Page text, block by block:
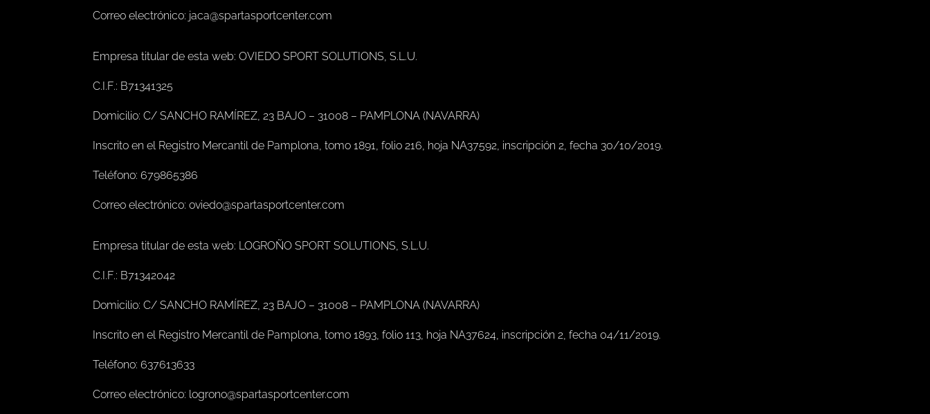
Correo electrónico: jaca@spartasportcenter.com
Empresa titular de esta web: OVIEDO SPORT SOLUTIONS, S.L.U.
C.I.F.: B71341325
Domicilio: C/ SANCHO RAMÍREZ, 23 BAJO – 31008 – PAMPLONA (NAVARRA)
Inscrito en el Registro Mercantil de Pamplona, tomo 1891, folio 216, hoja NA37592, inscripción 2, fecha 30/10/2019.
Teléfono: 679865386
Correo electrónico: oviedo@spartasportcenter.com
Empresa titular de esta web: LOGROÑO SPORT SOLUTIONS, S.L.U.
C.I.F.: B71342042
Domicilio: C/ SANCHO RAMÍREZ, 23 BAJO – 31008 – PAMPLONA (NAVARRA)
Inscrito en el Registro Mercantil de Pamplona, tomo 1893, folio 113, hoja NA37624, inscripción 2, fecha 04/11/2019.
Teléfono: 637613633
Correo electrónico: logrono@spartasportcenter.com